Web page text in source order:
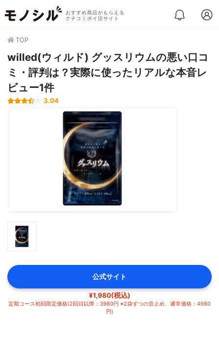
おすすめ商品がもらえる
クチコミポイ活サイト
TOP
willed(ウィルド) グッスリウムの悪い口コ
ミ・評判は？実際に使ったリアルな本音レ
ビュー1件
3.04
公式サイト
¥1,980(税込)
定期コース初回限定価格(2回目以降：3980円 ※2袋ずつの音止め、通常価格：4980
円)